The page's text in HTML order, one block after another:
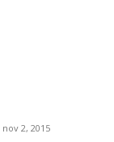
nov 2, 2015